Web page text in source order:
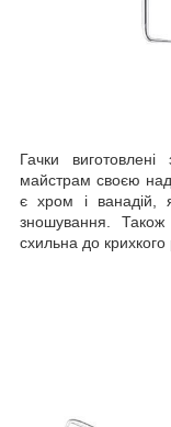
Гачки
майстрам своєю
є хром і ванадій,
зношування. Також
схильна до крихкого